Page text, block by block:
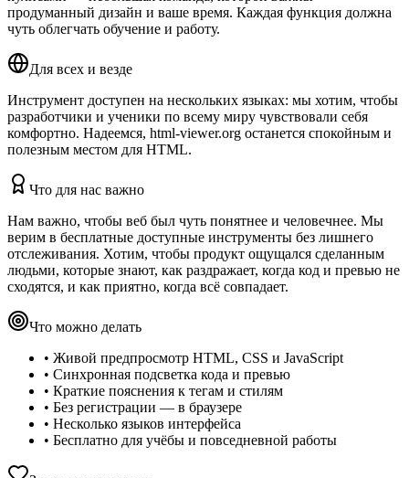
продуманный дизайн и ваше время. Каждая функция должна
чуть облегчать обучение и работу.
Для всех и везде
Инструмент доступен на нескольких языках: мы хотим, чтобы
разработчики и ученики по всему миру чувствовали себя
комфортно. Надеемся, html-viewer.org останется спокойным и
полезным местом для HTML.
Что для нас важно
Нам важно, чтобы веб был чуть понятнее и человечнее. Мы
верим в бесплатные доступные инструменты без лишнего
отслеживания. Хотим, чтобы продукт ощущался сделанным
людьми, которые знают, как раздражает, когда код и превью не
сходятся, и как приятно, когда всё совпадает.
Что можно делать
• Живой предпросмотр HTML, CSS и JavaScript
• Синхронная подсветка кода и превью
• Краткие пояснения к тегам и стилям
• Без регистрации — в браузере
• Несколько языков интерфейса
• Бесплатно для учёбы и повседневной работы